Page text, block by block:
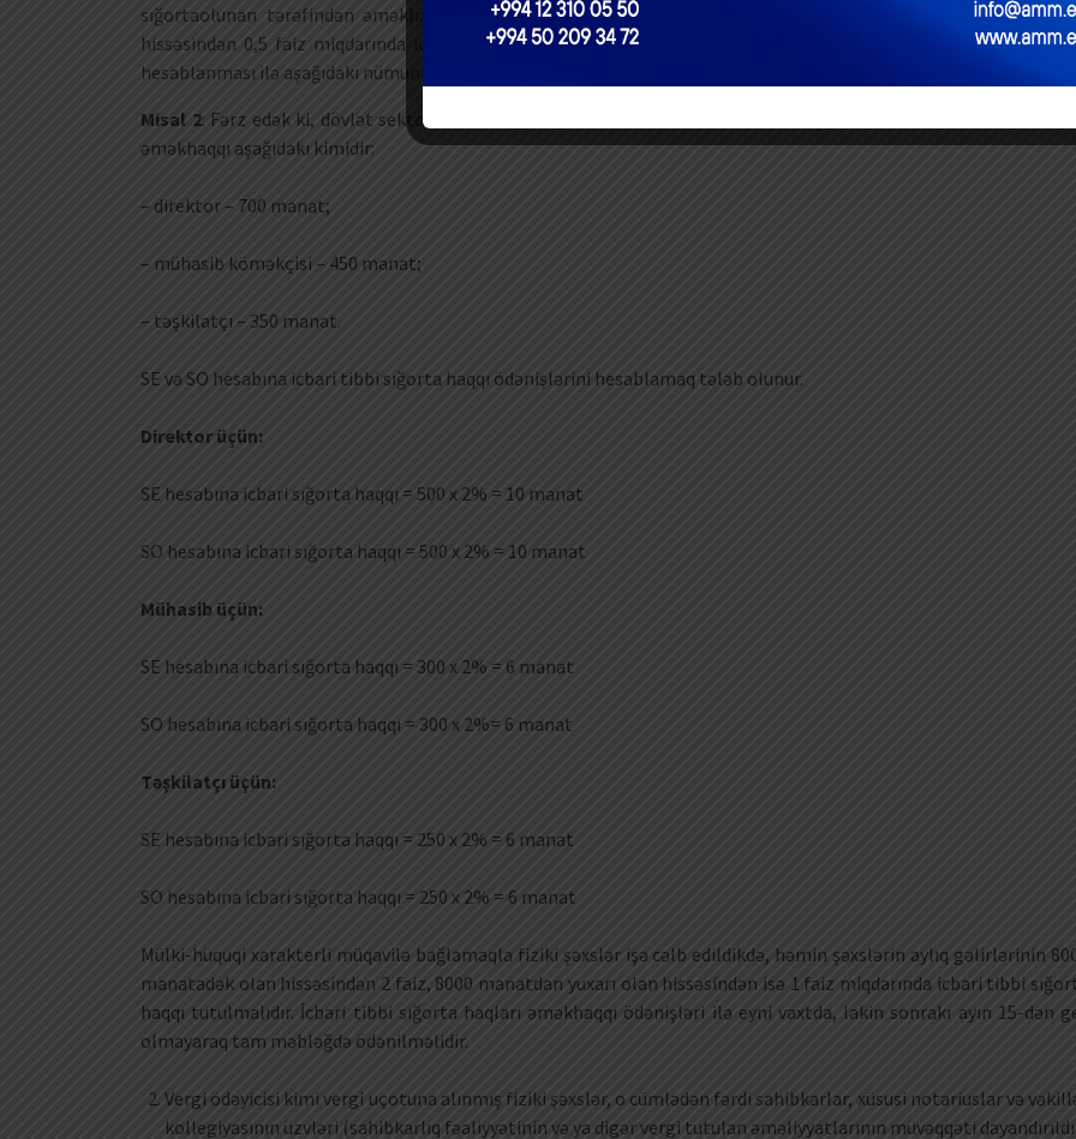
sığortaolunan tərəfindən əməkhaqqının 8000 manatadək olan hissəsindən 2 faiz, 8000 manatdan yuxarı
hissəsindən 0,5 faiz miqdarında icbari tibbi sığorta haqları tutulması müəyyən edilmişdir. İcbari tibbi
hesablanması ilə aşağıdakı nümunədən tanış ola bilərsiz.
Misal 2: Fərz edək ki, dövlət sektorunda fəaliyyət göstərən müəssisənin 3 nəfər işçisi vardır. Onların aldıqları
əməkhaqqı aşağıdakı kimidir:
– direktor – 700 manat;
– mühasib köməkçisi – 450 manat;
– təşkilatçı – 350 manat.
SE və SO hesabına icbari tibbi sığorta haqqı ödənişlərini hesablamaq tələb olunur.
Direktor üçün:
SE hesabına icbari sığorta haqqı = 500 x 2% = 10 manat
SO hesabına icbari sığorta haqqı = 500 x 2% = 10 manat
Mühasib üçün:
SE hesabına icbari sığorta haqqı = 300 x 2% = 6 manat
SO hesabına icbari sığorta haqqı = 300 x 2%= 6 manat
Təşkilatçı üçün:
SE hesabına icbari sığorta haqqı = 250 x 2% = 6 manat
SO hesabına icbari sığorta haqqı = 250 x 2% = 6 manat
Mülki-hüquqi xarakterli müqavilə bağlamaqla fiziki şəxslər işə cəlb edildikdə, həmin şəxslərin aylıq gəlirlərinin
manatadək olan hissəsindən 2 faiz, 8000 manatdan yuxarı olan hissəsindən isə 1 faiz miqdarında icbari tibbi
haqqı tutulmalıdır. İcbari tibbi sığorta haqları əməkhaqqı ödənişləri ilə eyni vaxtda, lakin sonrakı ayın 15-dən
olmayaraq tam məbləğdə ödənilməlidir.
Vergi ödəyicisi kimi vergi uçotuna alınmış fiziki şəxslər, o cümlədən fərdi sahibkarlar, xüsusi notariuslar və
kollegiyasının üzvləri (sahibkarlıq fəaliyyətinin və ya digər vergi tutulan əməliyyatlarının müvəqqəti